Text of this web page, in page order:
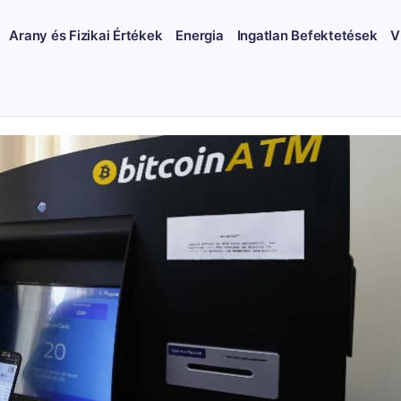
Arany és Fizikai Értékek Energia Ingatlan Befektetések